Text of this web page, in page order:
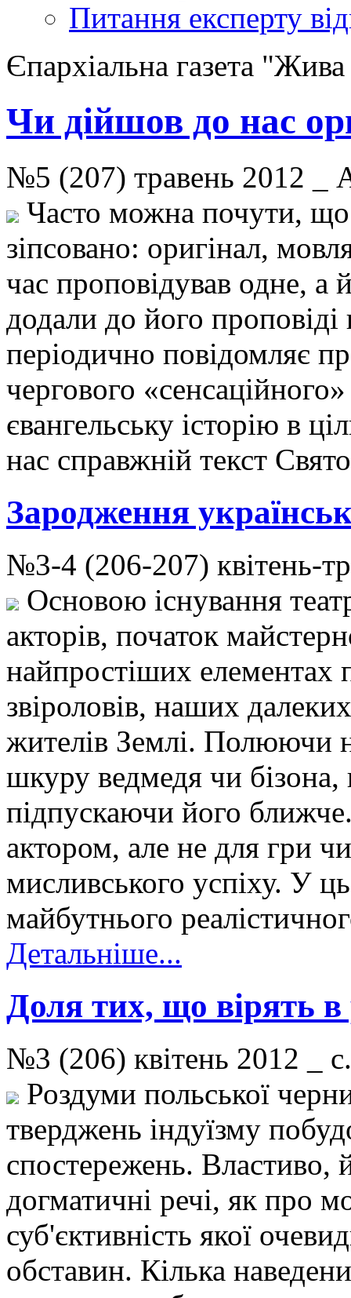
Питання експерту
Єпархіальна газета
Чи дійшов до нас
№5 (207) травень 2012
Часто можна почути,
зіпсовано: оригінал,
час проповідував одне, а
додали до його
періодично повідомляє
чергового
євангельську історію в
нас справжній текст
Зародження
№3-4 (206-207) квітень-
Основою існування
акторів, початок
найпростіших елементах
звіроловів, наших
жителів Землі. Полюючи
шкуру ведмедя чи бізона,
підпускаючи його
актором, але не для гри
мисливського успіху. У
майбутнього
Детальніше...
Доля тих, що вірять в
№3 (206) квітень 2012 _
Роздуми польської
тверджень індуїзму
спостережень. Властиво,
догматичні речі, як про
суб'єктивність якої
обставин. Кілька